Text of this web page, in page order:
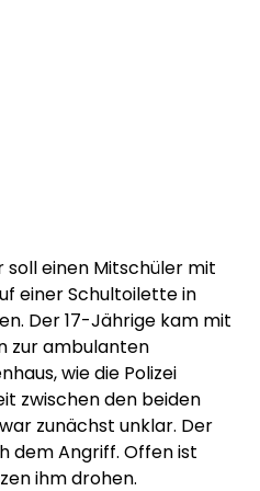
soll einen Mitschüler mit
einer Schultoilette in
Der 17-Jährige kam mit
zur ambulanten
wie die Polizei
zwischen den beiden
zunächst unklar. Der
dem Angriff. Offen ist
ihm drohen.